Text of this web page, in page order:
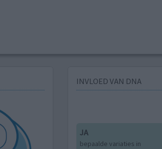
INVLOED VAN DNA
JA
bepaalde variaties in